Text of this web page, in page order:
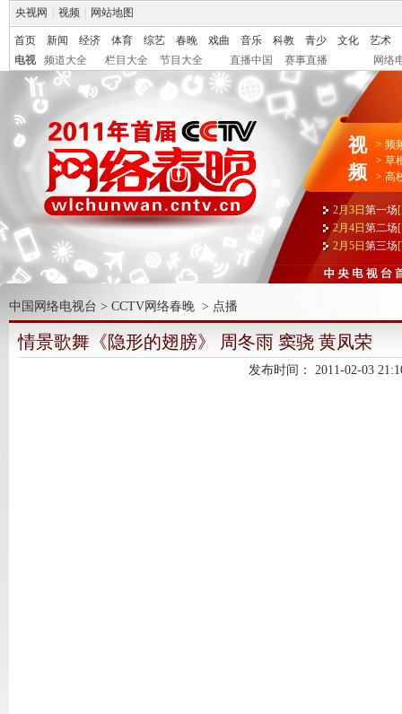
央视网 视频 网站地图
首页 新闻 经济 体育 综艺 春晚 戏曲 音乐 科教 青少 文化
艺术
电视
频道大全 栏目大全 节目大全 直播中国 赛事直播 网络
视
频
> 频
> 草
> 高
2月3日 第一场
2月4日 第二场
2月5日 第三场
中国网络电视台 > CCTV网络春晚 > 点播
情景歌舞《隐形的翅膀》 周冬雨 窦骁 黄凤荣
发布时间： 2011-02-03